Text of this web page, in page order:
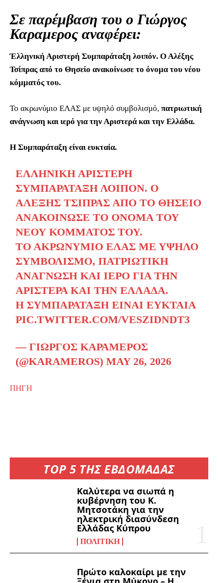
TOP 5 ΤΗΣ ΕΒΔΟΜΑΔΑΣ
Καλύτερα να σιωπά η
κυβέρνηση του Κ.
Μητσοτάκη για την
ηλεκτρική διασύνδεση
Ελλάδας Κύπρου
ΠΟΛΙΤΙΚΉ
Πρώτο καλοκαίρι με την
Σε παρέμβαση του ο Γιώργος
Καραμερος αναφέρει:
Έλληνική Αριστερή Συμπαράταξη λοιπόν. Ο Αλέξης
Τσίπρας από το Θησείο ανακοίνωσε το όνομα του νέου
κόμματός του.
Το ακρωνύμιο ΕΛΑΣ με υψηλό συμβολισμό, πατριωτική
ανάγνωση και ιερό για την Αριστερά και την Ελλάδα.
Η Συμπαράταξη είναι ευκταία.
ΈΛΛΗΝΙΚΉ ΑΡΙΣΤΕΡΉ
ΣΥΜΠΑΡΆΤΑΞΗ ΛΟΙΠΌΝ. Ο
ΑΛΈΞΗΣ ΤΣΊΠΡΑΣ ΑΠΌ ΤΟ ΘΗΣΕΊΟ
ΑΝΑΚΟΊΝΩΣΕ ΤΟ ΌΝΟΜΑ ΤΟΥ
ΝΈΟΥ ΚΌΜΜΑΤΌΣ ΤΟΥ.
ΤΟ ΑΚΡΩΝΎΜΙΟ ΕΛΑΣ ΜΕ ΥΨΗΛΌ
ΣΥΜΒΟΛΙΣΜΌ, ΠΑΤΡΙΩΤΙΚΉ
ΑΝΆΓΝΩΣΗ ΚΑΙ ΙΕΡΌ ΓΙΑ ΤΗΝ
ΑΡΙΣΤΕΡΆ ΚΑΙ ΤΗΝ ΕΛΛΆΔΑ.
Η ΣΥΜΠΑΡΆΤΑΞΗ ΕΊΝΑΙ ΕΥΚΤΑΊΑ
PIC.TWITTER.COM/VESZIDNDT3
— ΓΙΏΡΓΟΣ ΚΑΡΑΜΈΡΟΣ
(@KARAMEROS)MAY 26, 2026
ΠΗΓΗ